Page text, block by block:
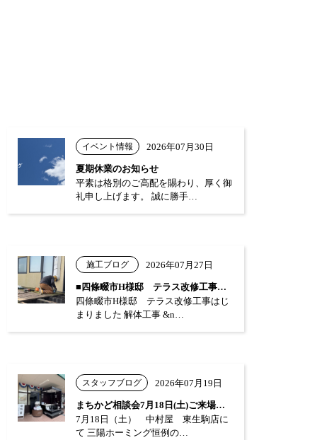
イベント情報 2026年07月30日
夏期休業のお知らせ
平素は格別のご高配を賜わり、厚く御
礼申し上げます。 誠に勝手…
施工ブログ 2026年07月27日
■四條畷市H様邸 テラス改修工事はじまり…
四條畷市H様邸 テラス改修工事はじ
まりました 解体工事 &n…
スタッフブログ 2026年07月19日
まちかど相談会7月18日(土)ご来場あり…
7月18日（土） 中村屋 東生駒店に
て 三陽ホーミング恒例の…